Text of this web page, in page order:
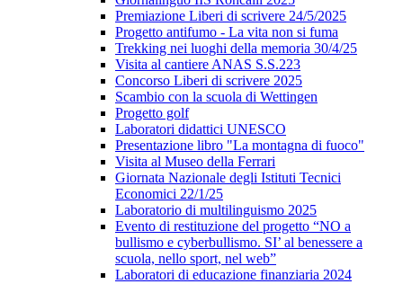
Premiazione Liberi di scrivere 24/5/2025
Progetto antifumo - La vita non si fuma
Trekking nei luoghi della memoria 30/4/25
Visita al cantiere ANAS S.S.223
Concorso Liberi di scrivere 2025
Scambio con la scuola di Wettingen
Progetto golf
Laboratori didattici UNESCO
Presentazione libro "La montagna di fuoco"
Visita al Museo della Ferrari
Giornata Nazionale degli Istituti Tecnici
Economici 22/1/25
Laboratorio di multilinguismo 2025
Evento di restituzione del progetto “NO a
bullismo e cyberbullismo. SI’ al benessere a
scuola, nello sport, nel web”
Laboratori di educazione finanziaria 2024